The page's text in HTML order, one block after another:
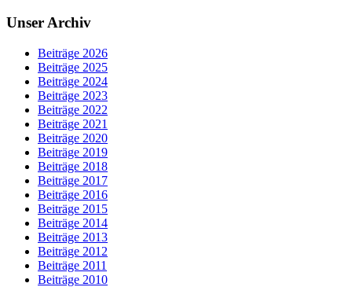
Unser Archiv
Beiträge 2026
Beiträge 2025
Beiträge 2024
Beiträge 2023
Beiträge 2022
Beiträge 2021
Beiträge 2020
Beiträge 2019
Beiträge 2018
Beiträge 2017
Beiträge 2016
Beiträge 2015
Beiträge 2014
Beiträge 2013
Beiträge 2012
Beiträge 2011
Beiträge 2010